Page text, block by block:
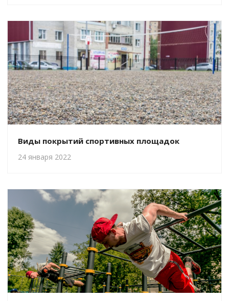
Виды покрытий спортивных площадок
24 января 2022